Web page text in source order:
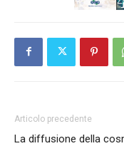
Articolo precedente
La diffusione della